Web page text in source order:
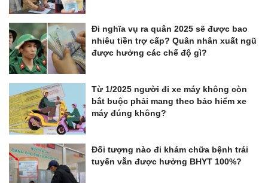
Đi nghĩa vụ ra quân 2025 sẽ được bao
nhiêu tiền trợ cấp? Quân nhân xuất ngũ
được hưởng các chế độ gì?
Từ 1/2025 người đi xe máy không còn
bắt buộc phải mang theo bảo hiểm xe
máy đúng không?
Đối tượng nào đi khám chữa bệnh trái
tuyến vẫn được hưởng BHYT 100%?